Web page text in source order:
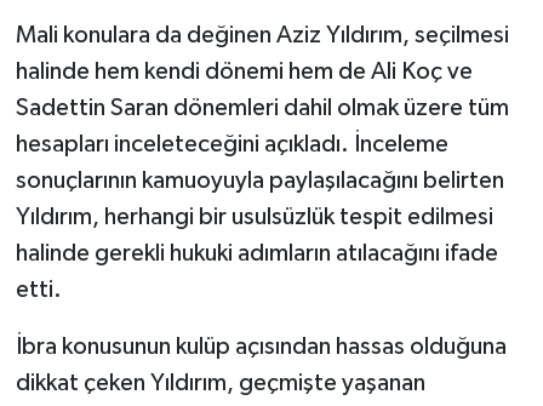
Mali konulara da değinen Aziz Yıldırım, seçilmesi
halinde hem kendi dönemi hem de Ali Koç ve
Sadettin Saran dönemleri dahil olmak üzere tüm
hesapları inceleteceğini açıkladı. İnceleme
sonuçlarının kamuoyuyla paylaşılacağını belirten
Yıldırım, herhangi bir usulsüzlük tespit edilmesi
halinde gerekli hukuki adımların atılacağını ifade
etti.
İbra konusunun kulüp açısından hassas olduğuna
dikkat çeken Yıldırım, geçmişte yaşanan